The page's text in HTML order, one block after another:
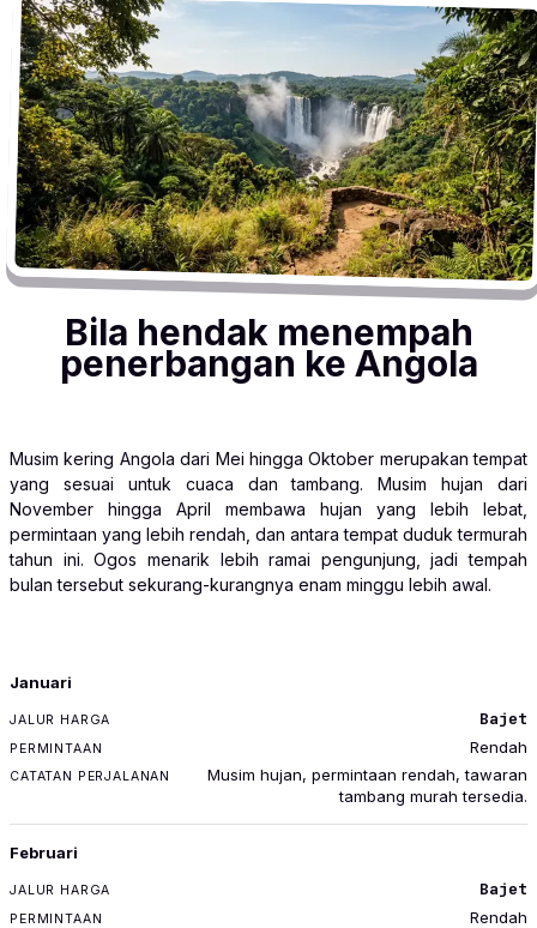
Bila hendak menempah
penerbangan ke Angola
Musim kering Angola dari Mei hingga Oktober merupakan tempat
yang sesuai untuk cuaca dan tambang. Musim hujan dari
November hingga April membawa hujan yang lebih lebat,
permintaan yang lebih rendah, dan antara tempat duduk termurah
tahun ini. Ogos menarik lebih ramai pengunjung, jadi tempah
bulan tersebut sekurang-kurangnya enam minggu lebih awal.
BULAN
Januari
Bajet
Rendah
Musim hujan, permintaan rendah, tawaran
tambang murah tersedia.
Februari
Bajet
Rendah